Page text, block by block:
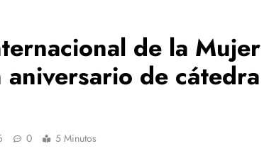
de la Mujer
de cátedra
0 5 Minutos